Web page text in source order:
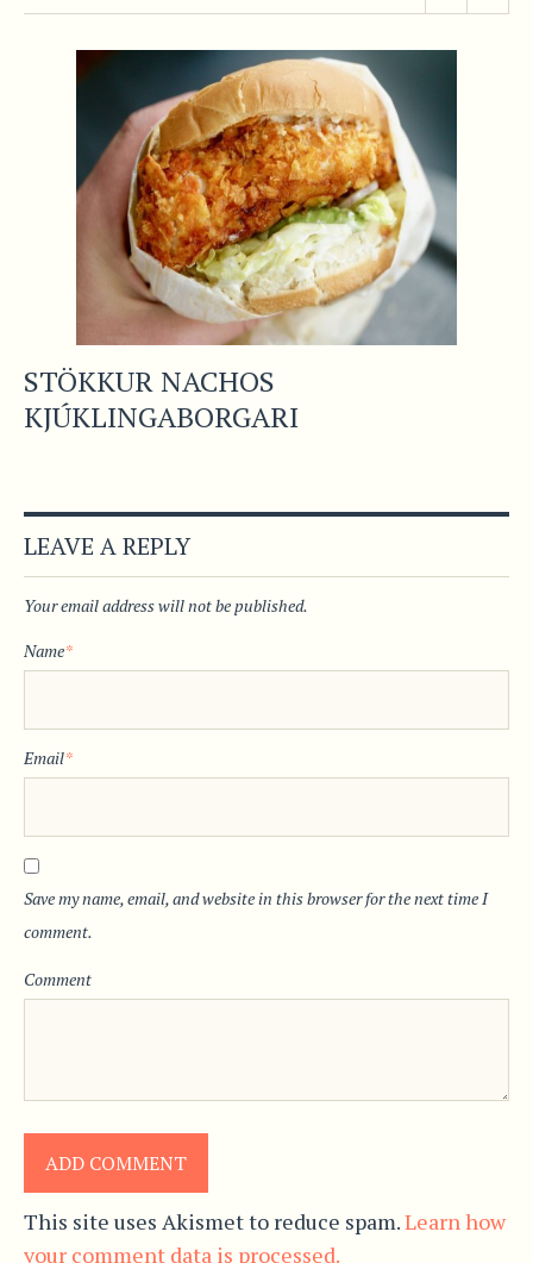
STÖKKUR NACHOS
KJÚKLINGABORGARI
LEAVE A REPLY
Your email address will not be published.
Name*
Email*
Save my name, email, and website in this browser for the next time I
comment.
Comment
This site uses Akismet to reduce spam.Learn how
your comment data is processed.